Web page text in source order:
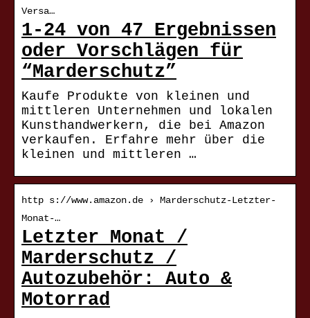
Versa…
1-24 von 47 Ergebnissen
oder Vorschlägen für
“Marderschutz”
Kaufe Produkte von kleinen und
mittleren Unternehmen und lokalen
Kunsthandwerkern, die bei Amazon
verkaufen. Erfahre mehr über die
kleinen und mittleren …
http s://www.amazon.de › Marderschutz-Letzter-
Monat-…
Letzter Monat /
Marderschutz /
Autozubehör: Auto &
Motorrad